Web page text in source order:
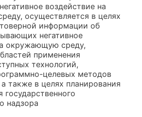
воздействие на
осуществляется в целях
информации об
негативное
окружающую среду,
применения
технологий,
целевых методов
также в целях планирования
государственного
надзора